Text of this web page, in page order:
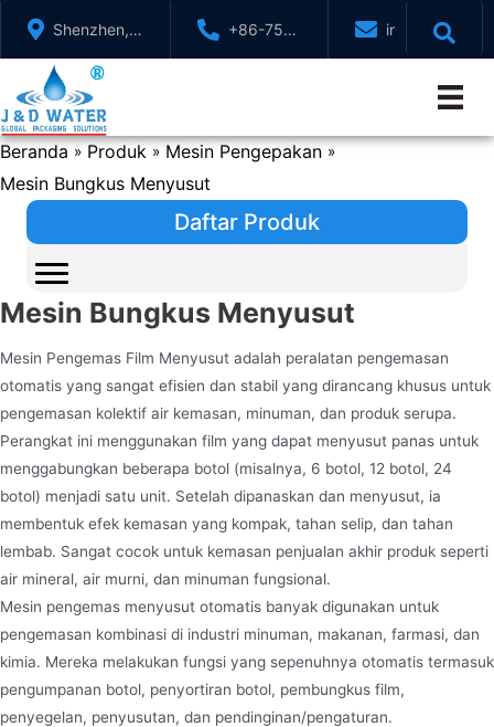
Shenzhen,
GuangDong,
Cina
+86-755-
88321071
Beranda » Produk » Mesin Pengepakan »
Mesin Bungkus Menyusut
Daftar Produk
Mesin Bungkus Menyusut
Mesin Pengemas Film Menyusut adalah peralatan pengemasan
otomatis yang sangat efisien dan stabil yang dirancang khusus untuk
pengemasan kolektif air kemasan, minuman, dan produk serupa.
Perangkat ini menggunakan film yang dapat menyusut panas untuk
menggabungkan beberapa botol (misalnya, 6 botol, 12 botol, 24
botol) menjadi satu unit. Setelah dipanaskan dan menyusut, ia
membentuk efek kemasan yang kompak, tahan selip, dan tahan
lembab. Sangat cocok untuk kemasan penjualan akhir produk seperti
air mineral, air murni, dan minuman fungsional.
Mesin pengemas menyusut otomatis banyak digunakan untuk
pengemasan kombinasi di industri minuman, makanan, farmasi, dan
kimia. Mereka melakukan fungsi yang sepenuhnya otomatis termasuk
pengumpanan botol, penyortiran botol, pembungkus film,
penyegelan, penyusutan, dan pendinginan/pengaturan.